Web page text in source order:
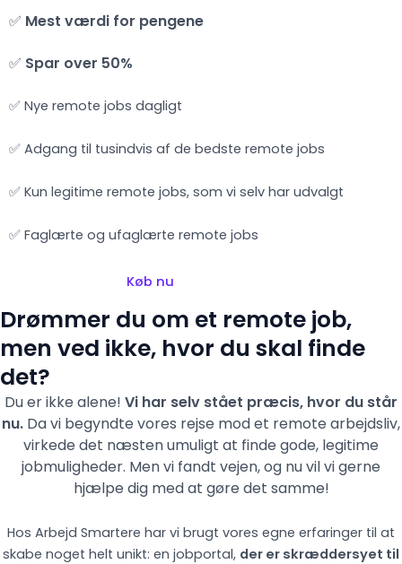
✅ Mest værdi for pengene
✅ Spar over 50%
✅ Nye remote jobs dagligt
✅ Adgang til tusindvis af de bedste remote jobs
✅ Kun legitime remote jobs, som vi selv har udvalgt
✅ Faglærte og ufaglærte remote jobs
Køb nu
Drømmer du om et remote job,
men ved ikke, hvor du skal finde
det?
Du er ikke alene! Vi har selv stået præcis, hvor du står
nu. Da vi begyndte vores rejse mod et remote arbejdsliv,
virkede det næsten umuligt at finde gode, legitime
jobmuligheder. Men vi fandt vejen,og nu vil vi gerne
hjælpe dig med at gøre det samme!
Hos Arbejd Smartere har vi brugt vores egne erfaringer til at
skabe noget helt unikt: en jobportal, der er skræddersyet til